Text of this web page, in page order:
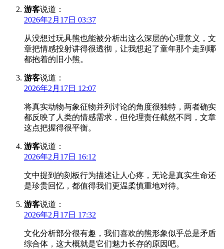
游客说道：
2026年2月17日 03:37
从没想过玩具熊也能被分析出这么深层的心理意义，文
章把情感投射讲得很透彻，让我想起了童年那个走到哪
都抱着的旧小熊。
游客说道：
2026年2月17日 12:07
将真实动物与象征物并列讨论的角度很独特，两者确实
都反映了人类的情感需求，但伦理责任截然不同，文章
这点把握得很平衡。
游客说道：
2026年2月17日 16:12
文中提到的刻板行为描述让人心疼，无论是真实生命还
是珍贵回忆，都值得我们更温柔慎重地对待。
游客说道：
2026年2月17日 17:32
文化分析部分很有趣，我们喜欢的熊形象似乎总是矛盾
综合体，这大概就是它们魅力长存的原因吧。